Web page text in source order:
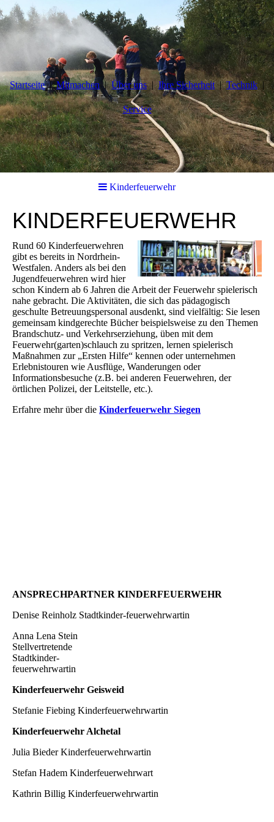
Startseite Mitmachen Über uns Ihre Sicherheit Technik
Service
Kinderfeuerwehr
KINDERFEUERWEHR
Rund 60 Kinderfeuerwehren
gibt es bereits in Nordrhein-
Westfalen. Anders als bei den
Jugendfeuerwehren wird hier
schon Kindern ab 6 Jahren die Arbeit der Feuerwehr spielerisch
nahe gebracht. Die Aktivitäten, die sich das pädagogisch
geschulte Betreuungspersonal ausdenkt, sind vielfältig: Sie lesen
gemeinsam kindgerechte Bücher beispielsweise zu den Themen
Brandschutz- und Verkehrserziehung, üben mit dem
Feuerwehr(garten)schlauch zu spritzen, lernen spielerisch
Maßnahmen zur „Ersten Hilfe“ kennen oder unternehmen
Erlebnistouren wie Ausflüge, Wanderungen oder
Informationsbesuche (z.B. bei anderen Feuerwehren, der
örtlichen Polizei, der Leitstelle, etc.).
Erfahre mehr über die Kinderfeuerwehr Siegen
ANSPRECHPARTNER KINDERFEUERWEHR
Denise Reinholz Stadtkinder-feuerwehrwartin
Anna Lena Stein
Stellvertretende
Stadtkinder-
feuerwehrwartin
Kinderfeuerwehr Geisweid
Stefanie Fiebing Kinderfeuerwehrwartin
Kinderfeuerwehr Alchetal
Julia Bieder Kinderfeuerwehrwartin
Stefan Hadem Kinderfeuerwehrwart
Kathrin Billig Kinderfeuerwehrwartin